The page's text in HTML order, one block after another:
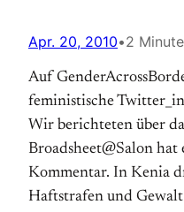
Apr. 20, 2010•2
Auf
feministische
Wir berichteten über
Broadsheet@Salon
Kommentar. In Kenia
Haftstrafen und